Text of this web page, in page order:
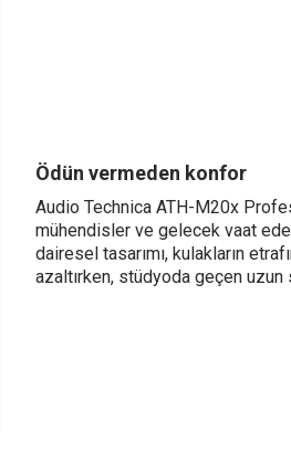
Ödün vermeden konfor
Audio Technica ATH-M20x
mühendisler ve gelecek vaat
dairesel tasarımı, kulakların
azaltırken, stüdyoda geçen